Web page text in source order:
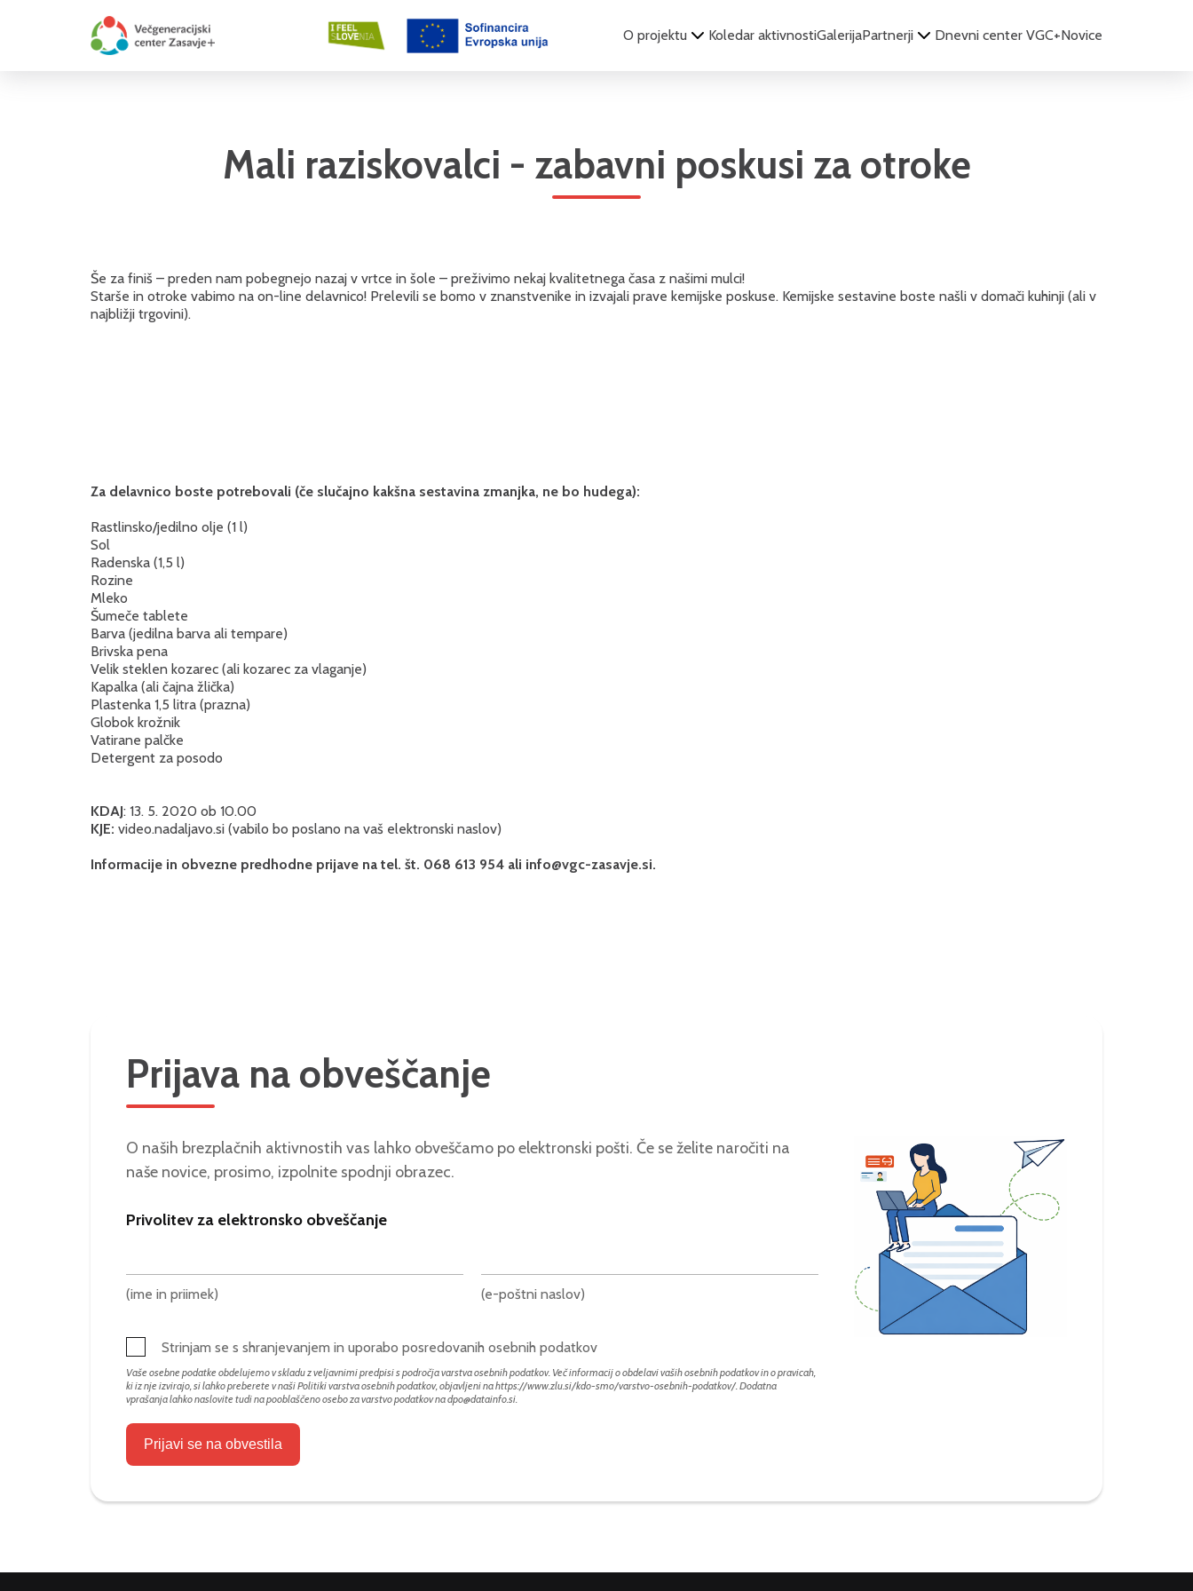
O projektu Koledar aktivnostiGalerijaPartnerji Dnevni center VGC+Novice
Mali raziskovalci - zabavni poskusi za otroke
Še za finiš – preden nam pobegnejo nazaj v vrtce in šole – preživimo nekaj kvalitetnega časa z našimi mulci!
Starše in otroke vabimo na on-line delavnico! Prelevili se bomo v znanstvenike in izvajali prave kemijske poskuse. Kemijske sestavine boste našli v domači kuhinji (ali v
najbližji trgovini).
Za delavnico boste potrebovali (če slučajno kakšna sestavina zmanjka, ne bo hudega):
Rastlinsko/jedilno olje (1 l)
Sol
Radenska (1,5 l)
Rozine
Mleko
Šumeče tablete
Barva (jedilna barva ali tempare)
Brivska pena
Velik steklen kozarec (ali kozarec za vlaganje)
Kapalka (ali čajna žlička)
Plastenka 1,5 litra (prazna)
Globok krožnik
Vatirane palčke
Detergent za posodo
KDAJ: 13. 5. 2020 ob 10.00
KJE: video.nadaljavo.si (vabilo bo poslano na vaš elektronski naslov)
Informacije in obvezne predhodne prijave na tel. št. 068 613 954 ali info@vgc-zasavje.si.
Prijava na obveščanje
O naših brezplačnih aktivnostih vas lahko obveščamo po elektronski pošti. Če se želite naročiti na
naše novice, prosimo, izpolnite spodnji obrazec.
Privolitev za elektronsko obveščanje
(ime in priimek) (e-poštni naslov)
Strinjam se s shranjevanjem in uporabo posredovanih osebnih podatkov
Vaše osebne podatke obdelujemo v skladu z veljavnimi predpisi s področja varstva osebnih podatkov. Več informacij o obdelavi vaših osebnih podatkov in o pravicah,
ki iz nje izvirajo, si lahko preberete v naši Politiki varstva osebnih podatkov, objavljeni nahttps://www.zlu.si/kdo-smo/varstvo-osebnih-podatkov/. Dodatna
vprašanja lahko naslovite tudi na pooblaščeno osebo za varstvo podatkov nadpo@datainfo.si.
Prijavi se na obvestila